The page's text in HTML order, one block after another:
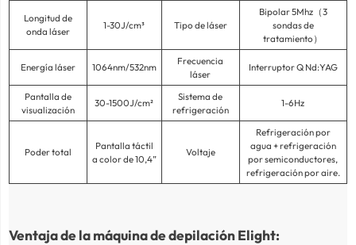
Longitud de
onda láser
1-30J/cm³ Tipo de láser
Bipolar 5Mhz（3
sondas de
tratamiento）
Energía láser 1064nm/532nm
Frecuencia
láser
Interruptor Q Nd:YAG
Pantalla de
visualización
30-1500J/cm²
Sistema de
refrigeración
1-6Hz
Poder total
Pantalla táctil
a color de 10,4”
Voltaje
Refrigeración por
agua + refrigeración
por semiconductores,
refrigeración por aire.
Ventaja de la máquina de depilación Elight: